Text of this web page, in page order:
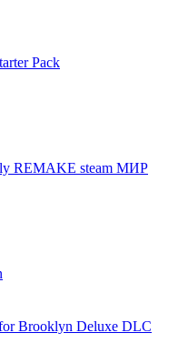
Pack
REMAKE steam МИР
Brooklyn Deluxe DLC